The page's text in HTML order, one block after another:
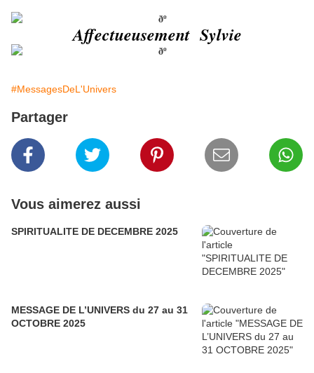
Affectueusement Sylvie
#MessagesDeL'Univers
Partager
Vous aimerez aussi
SPIRITUALITE DE DECEMBRE 2025
MESSAGE DE L’UNIVERS du 27 au 31
OCTOBRE 2025